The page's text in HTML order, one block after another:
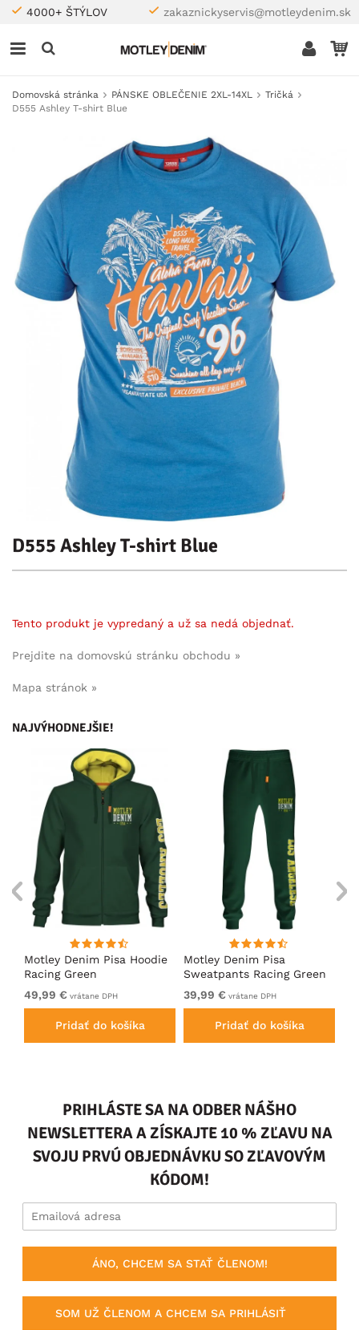
4000+ ŠTÝLOV zakaznickyservis@motleydenim.sk
Domovská stránka PÁNSKE OBLEČENIE 2XL-14XL
Tričká
D555 Ashley T-shirt Blue
D555 Ashley T-shirt Blue
Tento produkt je vypredaný a už sa nedá objednať.
Prejdite na domovskú stránku obchodu »
Mapa stránok »
NAJVÝHODNEJŠIE!
Motley Denim Pisa Hoodie
Racing Green
49,99 € vrátane DPH
Pridať do košíka
Motley Denim Pisa
Sweatpants Racing Green
39,99 € vrátane DPH
Pridať do košíka
PRIHLÁSTE SA NA ODBER NÁŠHO
NEWSLETTERA A ZÍSKAJTE 10 % ZĽAVU NA
SVOJU PRVÚ OBJEDNÁVKU SO ZĽAVOVÝM
KÓDOM!
ÁNO, CHCEM SA STAŤ ČLENOM!
SOM UŽ ČLENOM A CHCEM SA PRIHLÁSIŤ